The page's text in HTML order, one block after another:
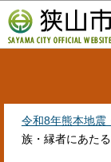
の
ペ
令和8年熊本地震
族・縁者にあたる